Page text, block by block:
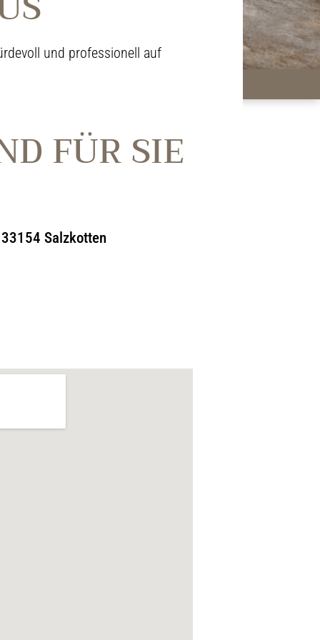
und professionell auf
FÜR SIE
Salzkotten